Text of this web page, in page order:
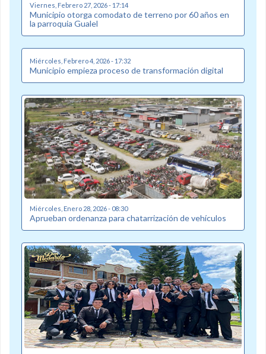
Viernes, Febrero 27, 2026 - 17:14
Municipio otorga comodato de terreno por 60 años en
la parroquia Gualel
Miércoles, Febrero 4, 2026 - 17:32
Municipio empieza proceso de transformación digital
Miércoles, Enero 28, 2026 - 08:30
Aprueban ordenanza para chatarrización de vehículos